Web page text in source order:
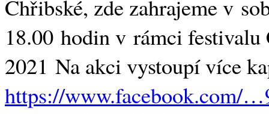
Chřibské, zde zahrajeme v
18.00 hodin v rámci
2021 Na akci vystoupí více
https://www.facebook.com/